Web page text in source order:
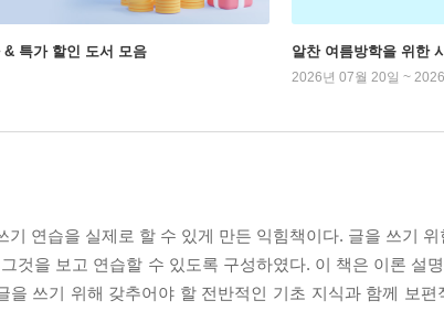
& 특가 할인 도서 모음 알찬 여름방학을 위한
2026년 07월 20일 ~
연습을 실제로 할 수 있게 만든 익힘책이다. 글을 쓰기
것을 보고 연습할 수 있도록 구성하였다. 이 책은 이론 설
쓰기 위해 갖추어야 할 전반적인 기초 지식과 함께 보편